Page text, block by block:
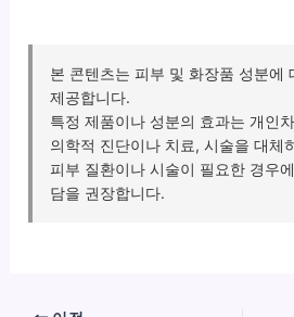
본 콘텐츠는 피부 및 화장품 성분에
제공합니다.
특정 제품이나 성분의 효과는 개인
의학적 진단이나 치료, 시술을 대체
피부 질환이나 시술이 필요한 경우
담을 권장합니다.